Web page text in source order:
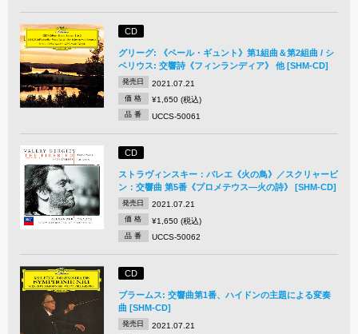
CD
グリーグ: 《ペール・ギュント》第1組曲＆第2組曲 / シ
ベリウス: 交響詩《フィンランディア》 他 [SHM-CD]
発売日 2021.07.21
価 格 ¥1,650 (税込)
品 番 UCCS-50061
CD
ストラヴィンスキー：バレエ《火の鳥》／スクリャービ
ン：交響曲 第5番《プロメテウス―火の詩》 [SHM-CD]
発売日 2021.07.21
価 格 ¥1,650 (税込)
品 番 UCCS-50062
CD
ブラームス: 交響曲第1番、ハイドンの主題による変奏
曲 [SHM-CD]
発売日 2021.07.21